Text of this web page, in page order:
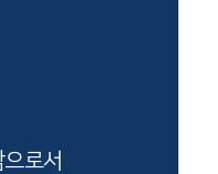
로서